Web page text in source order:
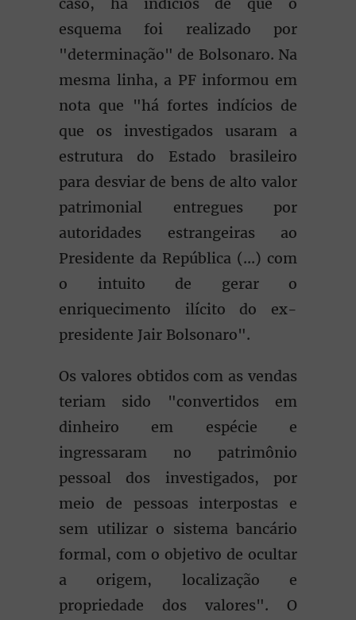
esquema foi realizado por
"determinação" de Bolsonaro. Na
mesma linha, a PF informou em
nota que "há fortes indícios de
que os investigados usaram a
estrutura do Estado brasileiro
para desviar de bens de alto valor
patrimonial entregues por
autoridades estrangeiras ao
Presidente da República (...) com
o intuito de gerar o
enriquecimento ilícito do ex-
presidente Jair Bolsonaro".
Os valores obtidos com as vendas
teriam sido "convertidos em
dinheiro em espécie e
ingressaram no patrimônio
pessoal dos investigados, por
meio de pessoas interpostas e
sem utilizar o sistema bancário
formal, com o objetivo de ocultar
a origem, localização e
propriedade dos valores". O